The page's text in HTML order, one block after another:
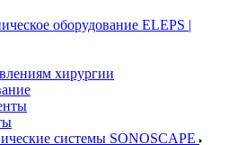
оборудование ELEPS |
хирургии
системы SONOSCAPE